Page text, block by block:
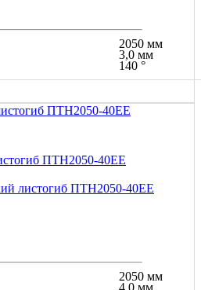
2050 мм
3,0 мм
140 °
ПТН2050-40ЕЕ
2050 мм
4,0 мм